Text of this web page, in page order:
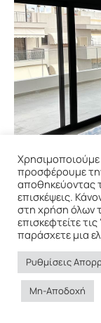
προσφέρουμε
αποθηκεύοντας
επισκέψεις.
στη χρήση όλων
επισκεφτείτε
παράσχετε μια
Ρυθμίσεις
Μη-Αποδοχή